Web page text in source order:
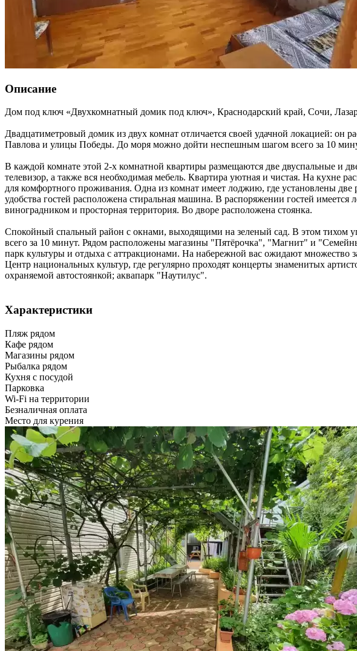
Описание
Дом под ключ «Двухкомнатный домик под ключ», Краснодарский край, Сочи,
Двадцатиметровый домик из двух комнат отличается своей удачной локацией: он
Павлова и улицы Победы. До моря можно дойти неспешным шагом всего за 10
В каждой комнате этой 2-х комнатной квартиры размещаются две двуспальные и
телевизор, а также вся необходимая мебель. Квартира уютная и чистая. На кухне
для комфортного проживания. Одна из комнат имеет лоджию, где установлены две
удобства гостей расположена стиральная машина. В распоряжении гостей
виноградником и просторная территория. Во дворе расположена стоянка.
Спокойный спальный район с окнами, выходящими на зеленый сад. В этом тихом
всего за 10 минут. Рядом расположены магазины "Пятёрочка", "Магнит" и
парк культуры и отдыха с аттракционами. На набережной вас ожидают множество
Центр национальных культур, где регулярно проходят концерты знаменитых
охраняемой автостоянкой; аквапарк "Наутилус".
Характеристики
Пляж рядом
Кафе рядом
Магазины рядом
Рыбалка рядом
Кухня с посудой
Парковка
Wi-Fi на территории
Безналичная оплата
Место для курения